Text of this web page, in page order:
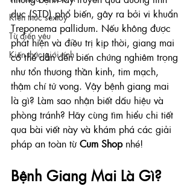
Kiến thức sextoy
Từ điển yêu
Kiến thức giới tính
dục (STD) phổ biến, gây ra bởi vi khuẩn
Treponema pallidum. Nếu không được
phát hiện và điều trị kịp thời, giang mai
có thể dẫn đến biến chứng nghiêm trọng
như tổn thương thần kinh, tim mạch,
thậm chí tử vong. Vậy bệnh giang mai
là gì? Làm sao nhận biết dấu hiệu và
phòng tránh? Hãy cùng tìm hiểu chi tiết
qua bài viết này và khám phá các giải
pháp an toàn từ Cum Shop nhé!
Bệnh Giang Mai Là Gì?